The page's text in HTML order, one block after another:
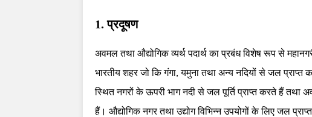
1. प्रदूषण
अवमल तथा औद्योगिक व्यर्थ पदार्थ का प्रबंध विशेष रूप से
भारतीय शहर जो कि गंगा, यमुना तथा अन्य नदियों से जल प्राप्त
स्थित नगरों के ऊपरी भाग नदी से जल पूर्ति प्राप्त करते हैं तथा
हैं। औद्योगिक नगर तथा उद्योग विभिन्न उपयोगों के लिए जल